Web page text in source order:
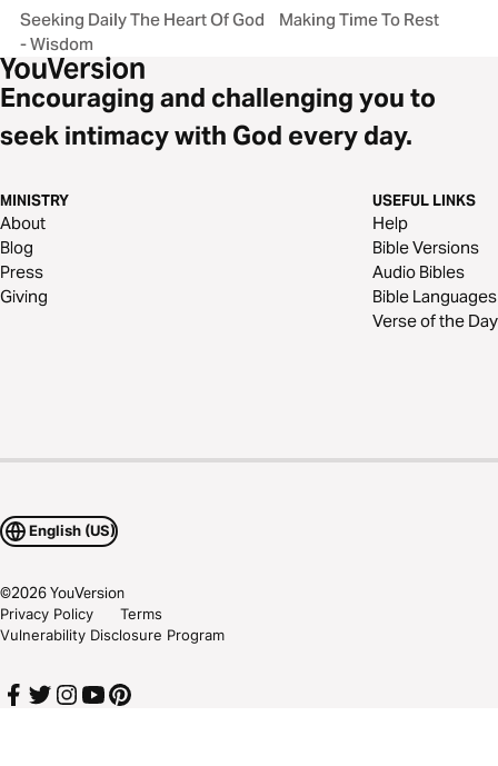
Seeking Daily The Heart Of God
- Wisdom
Making Time To Rest
Encouraging and challenging you to
seek intimacy with God every day.
MINISTRY
About
Blog
Press
Giving
USEFUL LINKS
Help
Bible Versions
Audio Bibles
Bible Languages
Verse of the Day
English (US)
©2026YouVersion
Privacy Policy
Terms
Vulnerability Disclosure Program